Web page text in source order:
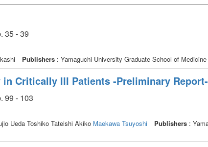
35 - 39
Publishers : Yamaguchi University Graduate School of Medicine
Critically III Patients -Preliminary Report-
99 - 103
Ueda Toshiko Tateishi Akiko Maekawa Tsuyoshi Publishers :